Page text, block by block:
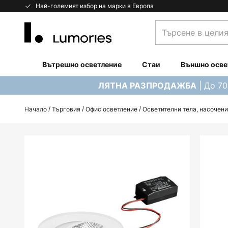
Най-големият избор на марки в Европа
Прескачане
магазин...
Вътрешно осветление Стаи Външно
ЛЯТНА РАЗПРОДАЖБА | До
Начало Търговия Офис осветление Осветителни тела,
изображенията